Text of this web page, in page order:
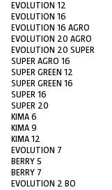
EVOLUTION 12
EVOLUTION 16
EVOLUTION 16 AGRO
EVOLUTION 20 AGRO
EVOLUTION 20 SUPER
SUPER AGRO 16
SUPER GREEN 12
SUPER GREEN 16
SUPER 16
SUPER 20
KIMA 6
KIMA 9
KIMA 12
EVOLUTION 7
BERRY 5
BERRY 7
EVOLUTION 2 BO